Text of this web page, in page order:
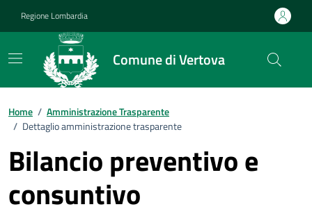
Regione Lombardia
Comune di Vertova
Home / Amministrazione Trasparente
/ Dettaglio amministrazione trasparente
Bilancio preventivo e
consuntivo